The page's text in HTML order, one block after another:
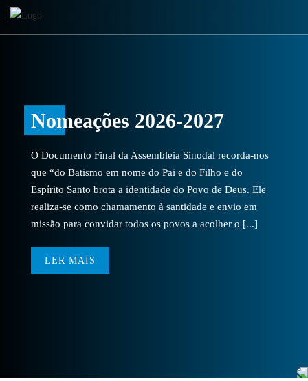
Nomeações 2026-2027
O Documento Final da Assembleia Sinodal recorda-nos
que “do Batismo em nome do Pai e do Filho e do
Espírito Santo brota a identidade do Povo de Deus. Ele
realiza-se como chamamento à santidade e envio em
missão para convidar todos os povos a acolher o [...]
LER MAIS